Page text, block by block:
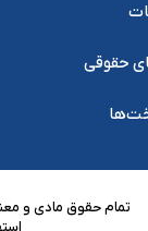
حقوقی
تمام حقوق مادی و